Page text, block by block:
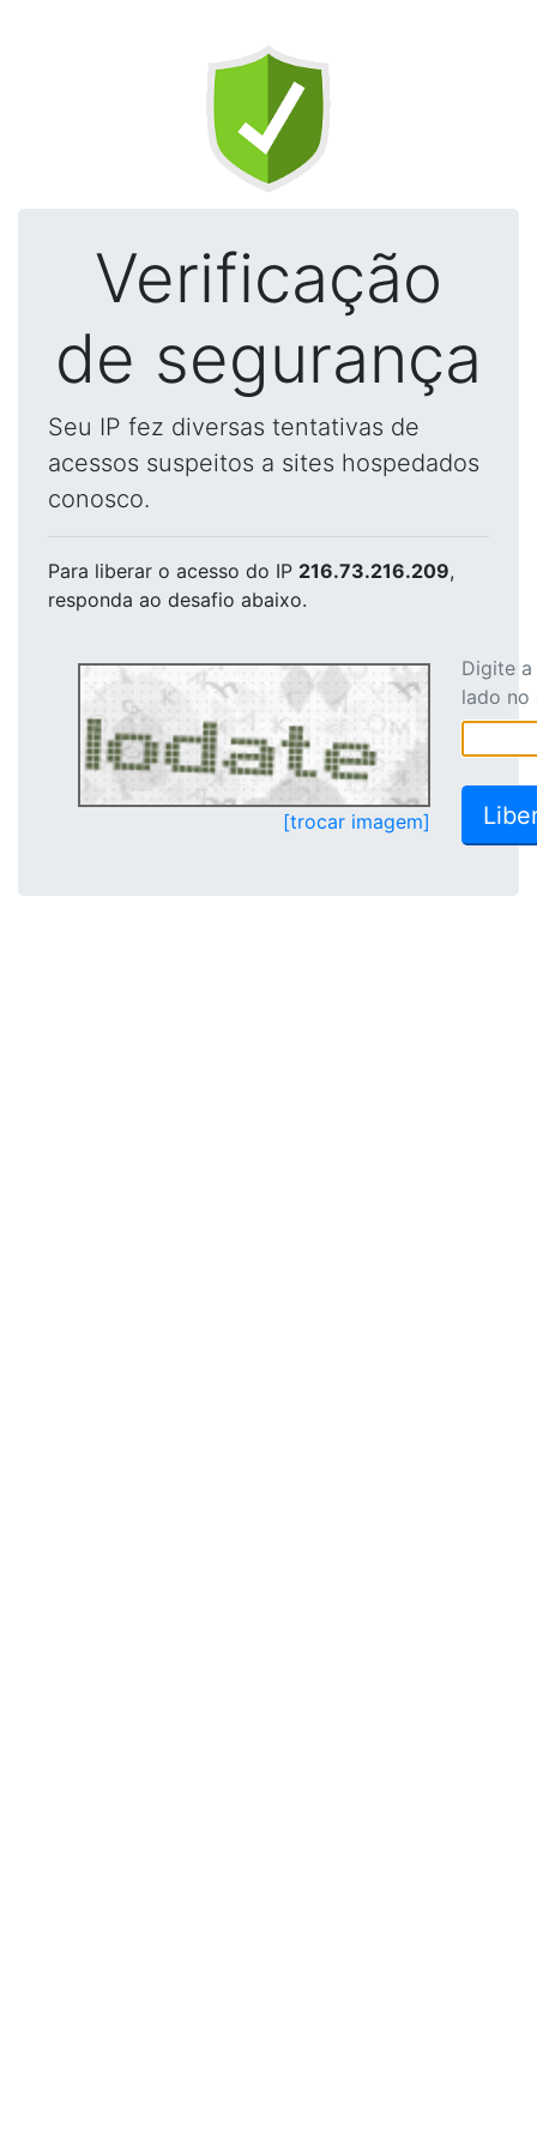
Verificação
de segurança
Seu IP fez diversas tentativas de
acessos suspeitos a sites hospedados
conosco.
Para liberar o acesso do IP 216.73.216.209,
responda ao desafio abaixo.
[trocar imagem]
Digite
lado no